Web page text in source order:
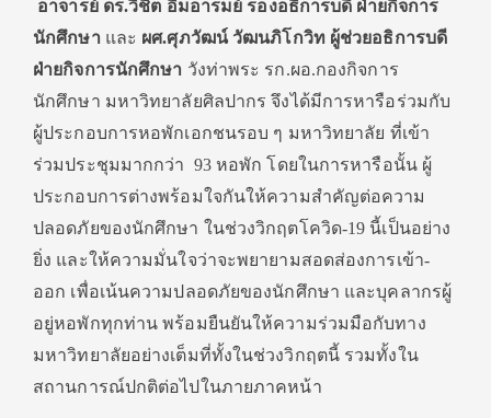
อาจารย์ ดร.​วิชิต​ อิ่มอารมย์ ​รองอธิการบดี ฝ่ายกิจการ
นักศึกษา ​ และ ​ ผศ.​ศุภวัฒน์​ วัฒนภิโกวิท​ ผู้ช่วยอธิการบดี
ฝ่ายกิจการนักศึกษา​ วังท่าพระ​ รก.​ผอ.กองกิจการ
นักศึกษา​ มหาวิทยาลัยศิลปากร​ จึงได้มีการหารือร่วมกับ
ผู้ประกอบการหอพักเอกชนรอบ ๆ มหาวิทยาลัย ที่เข้า
ร่วมประชุมมากกว่า ​ 93 หอพัก โดยในการหารือนั้น ผู้
ประกอบการต่างพร้อมใจกันให้ความสำคัญต่อความ
ปลอดภัยของนักศึกษา​ ในช่วงวิกฤตโควิด-19 ​นี้เป็นอย่าง
ยิ่ง และให้ความมั่นใจว่าจะพยายามสอดส่องการเข้า-
ออก เพื่อเน้นความปลอดภัยของนักศึกษา และบุคลากรผู้
อยู่หอพักทุกท่าน พร้อมยืนยันให้ความร่วมมือกับทาง
มหาวิทยาลัยอย่างเต็มที่ทั้งในช่วงวิกฤตนี้ รวมทั้งใน
สถานการณ์ปกติต่อไปในภายภาคหน้า